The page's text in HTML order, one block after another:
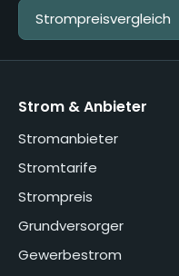
Strompreisvergleich
Strom & Anbieter
Stromanbieter
Stromtarife
Strompreis
Grundversorger
Gewerbestrom